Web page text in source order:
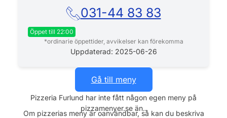
031-44 83 83
Öppet till 22:00
Måndag 11:00 - 21:00
11:00 - 21:00
Onsdag 11:00 - 21:00
Torsdag 11:00 - 21:00
*ordinarie öppettider, avvikelser kan förekomma
Uppdaterad: 2025-06-26
Gå till meny
Pizzeria Furlund har inte fått någon egen meny på
pizzamenyer.se än..
Om pizzerias meny är oanvändbar, så kan du beskriva